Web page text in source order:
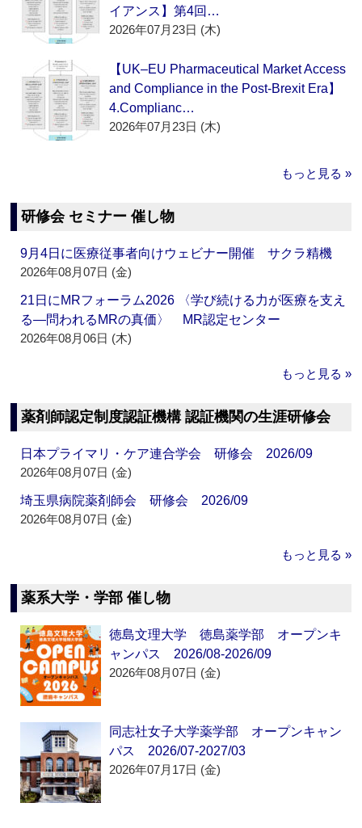
イアンス】第4回…
2026年07月23日 (木)
【UK–EU Pharmaceutical Market Access
and Compliance in the Post-Brexit Era】
4.Complianc…
2026年07月23日 (木)
もっと見る »
研修会 セミナー 催し物
9月4日に医療従事者向けウェビナー開催 サクラ精機
2026年08月07日 (金)
21日にMRフォーラム2026 〈学び続ける力が医療を支え
る―問われるMRの真価〉 MR認定センター
2026年08月06日 (木)
もっと見る »
薬剤師認定制度認証機構 認証機関の生涯研修会
日本プライマリ・ケア連合学会 研修会 2026/09
2026年08月07日 (金)
埼玉県病院薬剤師会 研修会 2026/09
2026年08月07日 (金)
もっと見る »
薬系大学・学部 催し物
徳島文理大学 徳島薬学部 オープンキ
ャンパス 2026/08-2026/09
2026年08月07日 (金)
同志社女子大学薬学部 オープンキャン
パス 2026/07-2027/03
2026年07月17日 (金)